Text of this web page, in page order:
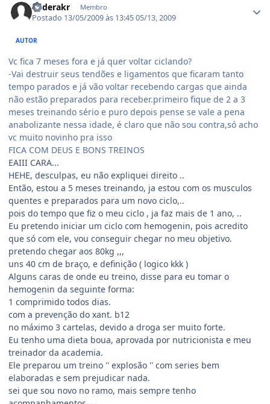
anderakr Membro
Postado 13/05/2009 às 13:4505/13, 2009
AUTOR
Vc fica 7 meses fora e já quer voltar ciclando?
-Vai destruir seus tendões e ligamentos que ficaram tanto
tempo parados e já vão voltar recebendo cargas que ainda
não estão preparados para receber.primeiro fique de 2 a 3
meses treinando sério e puro depois pense se vale a pena
anabolizante nessa idade, é claro que não sou contra,só acho
vc muito novinho pra isso
FICA COM DEUS E BONS TREINOS
EAIII CARA...
HEHE, desculpas, eu não expliquei direito ..
Então, estou a 5 meses treinando, ja estou com os musculos
quentes e preparados para um novo ciclo,..
pois do tempo que fiz o meu ciclo , ja faz mais de 1 ano, ..
Eu pretendo iniciar um ciclo com hemogenin, pois acredito
que só com ele, vou conseguir chegar no meu objetivo.
pretendo chegar aos 80kg ,,,
uns 40 cm de braço, e definição ( logico kkk )
Alguns caras de onde eu treino, disse para eu tomar o
hemogenin da seguinte forma:
1 comprimido todos dias.
com a prevenção do xant. b12
no máximo 3 cartelas, devido a droga ser muito forte.
Eu tenho uma dieta boua, aprovada por nutricionista e meu
treinador da academia.
Ele preparou um treino '' explosão '' com series bem
elaboradas e sem prejudicar nada.
sei que sou novo no ramo, mais sempre tenho